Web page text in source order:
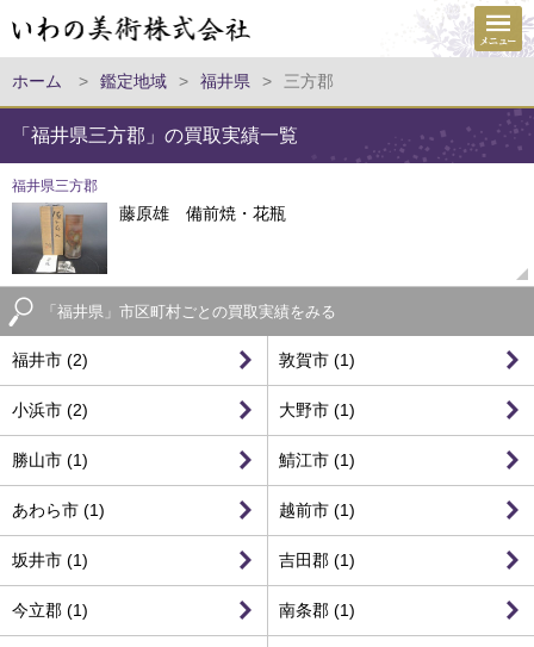
ホーム > 鑑定地域 > 福井県 > 三方郡
「福井県三方郡」の買取実績一覧
福井県三方郡
藤原雄 備前焼・花瓶
「福井県」市区町村ごとの買取実績をみる
福井市 (2) 敦賀市 (1)
小浜市 (2) 大野市 (1)
勝山市 (1) 鯖江市 (1)
あわら市 (1) 越前市 (1)
坂井市 (1) 吉田郡 (1)
今立郡 (1) 南条郡 (1)